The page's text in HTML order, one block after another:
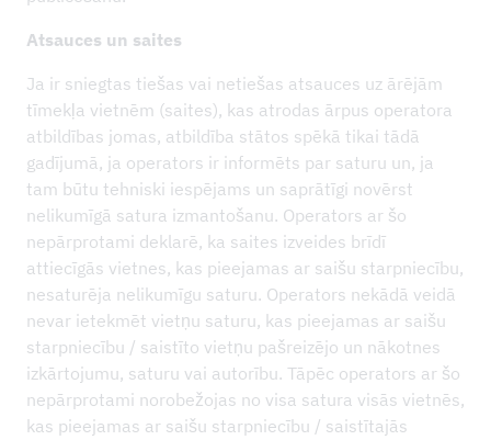
Atsauces un saites
Ja ir sniegtas tiešas vai netiešas atsauces uz ārējām
tīmekļa vietnēm (saites), kas atrodas ārpus operatora
atbildības jomas, atbildība stātos spēkā tikai tādā
gadījumā, ja operators ir informēts par saturu un, ja
tam būtu tehniski iespējams un saprātīgi novērst
nelikumīgā satura izmantošanu. Operators ar šo
nepārprotami deklarē, ka saites izveides brīdī
attiecīgās vietnes, kas pieejamas ar saišu starpniecību,
nesaturēja nelikumīgu saturu. Operators nekādā veidā
nevar ietekmēt vietņu saturu, kas pieejamas ar saišu
starpniecību / saistīto vietņu pašreizējo un nākotnes
izkārtojumu, saturu vai autorību. Tāpēc operators ar šo
nepārprotami norobežojas no visa satura visās vietnēs,
kas pieejamas ar saišu starpniecību / saistītajās